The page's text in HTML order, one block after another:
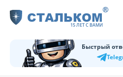
СТАЛЬКОМ
15 ЛЕТ С ВАМИ
®
Быстрый